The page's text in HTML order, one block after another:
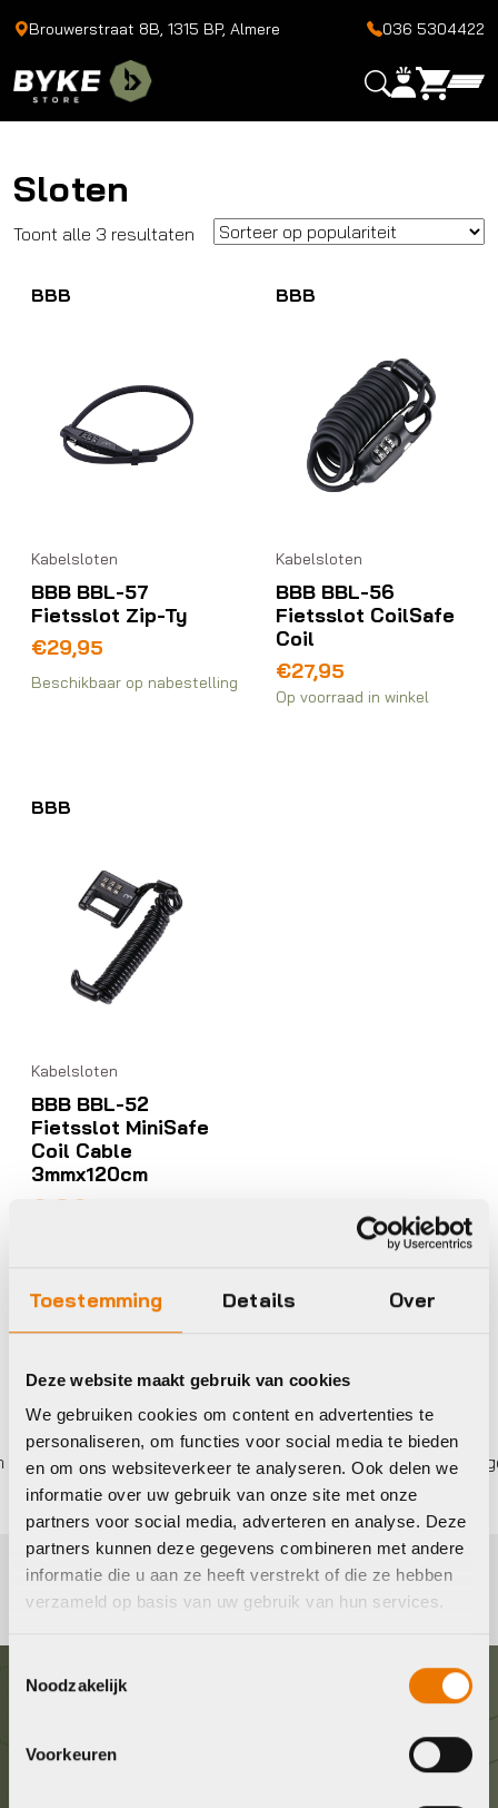
Toestemming Details Over
Deze website maakt gebruik van cookies
We gebruiken cookies om content en advertenties te
personaliseren, om functies voor social media te bieden
en om ons websiteverkeer te analyseren. Ook delen we
informatie over uw gebruik van onze site met onze
partners voor social media, adverteren en analyse. Deze
partners kunnen deze gegevens combineren met andere
informatie die u aan ze heeft verstrekt of die ze hebben
verzameld op basis van uw gebruik van hun services.
Noodzakelijk
Voorkeuren
Brouwerstraat 8B, 1315 BP, Almere 036 5304422
Sloten
Toont alle 3 resultaten Gesorteerd
populariteit
BBB
Kabelsloten
BBB BBL-57
Fietsslot Zip-Ty
€29,95
Beschikbaar op nabestelling
BBB
Kabelsloten
BBB BBL-56
Fietsslot CoilSafe
Coil
€27,95
Op voorraad in winkel
BBB
Kabelsloten
BBB BBL-52
Fietsslot MiniSafe
Coil Cable
3mmx120cm
€ 13,95
betalen, 0%rente Eigen werkplaats met